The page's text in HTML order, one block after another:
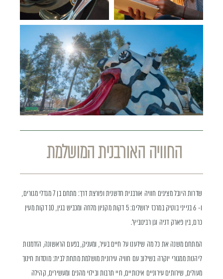
שדרות היובל מציגים חוויה אורבנית חדשנית ופורצת דרך: מתחם בן 7 מגדלי מגורים,
ו- 6 בנייני בוטיק במרכז ירושלים: 5 דקות מקניון מלחה ומכביש בגין, 10 דקות מעין
כרם, בין פארק דניה וגן רבינוביץ'.
המתחם משנה את כל מה שידענו על חיים בעיר, ומעניק, בפעם הראשונה, הזדמנות
ליהנות ממגורי יוקרה בשילוב עם חוויה עירונית מושלמת מתחת לבית: מוסדות חינוך
מעולים, שירותים עירוניים איכותיים, חיי תרבות ובילוי מהנים ומעשירים, קהילה
החוויה האורבנית המושלמת